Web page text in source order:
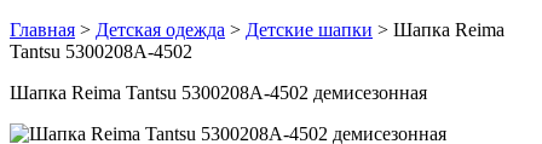
Главная > Детская одежда > Детские шапки > Шапка Reima
Tantsu 5300208A-4502
Шапка Reima Tantsu 5300208A-4502 демисезонная